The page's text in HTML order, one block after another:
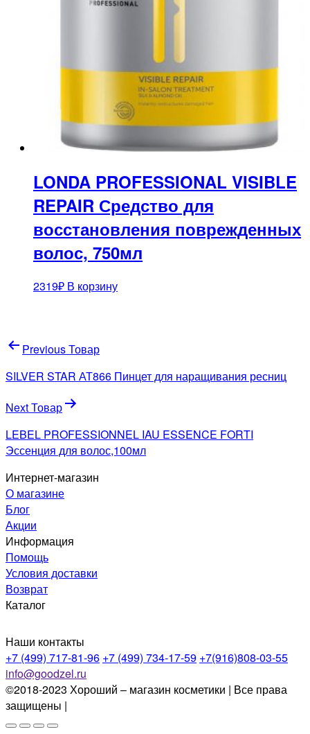
LONDA PROFESSIONAL VISIBLE
REPAIR Средство для
восстановления поврежденных
волос, 750мл
2319₽ В корзину
Навигация
по
записям
Previous Товар
SILVER STAR АТ866 Пинцет для наращивания ресниц
Next Товар
LEBEL PROFESSIONNEL IAU ESSENCE FORTI
Эссенция для волос,100мл
Интернет-магазин
О магазине
Блог
Акции
Информация
Помощь
Условия доставки
Возврат
Каталог
Наши контакты
+7 (499) 717-81-96 +7 (499) 734-17-59 +7(916)808-03-55
info@goodzel.ru
©2018-2023 Хороший – магазин косметики | Все права
защищены |